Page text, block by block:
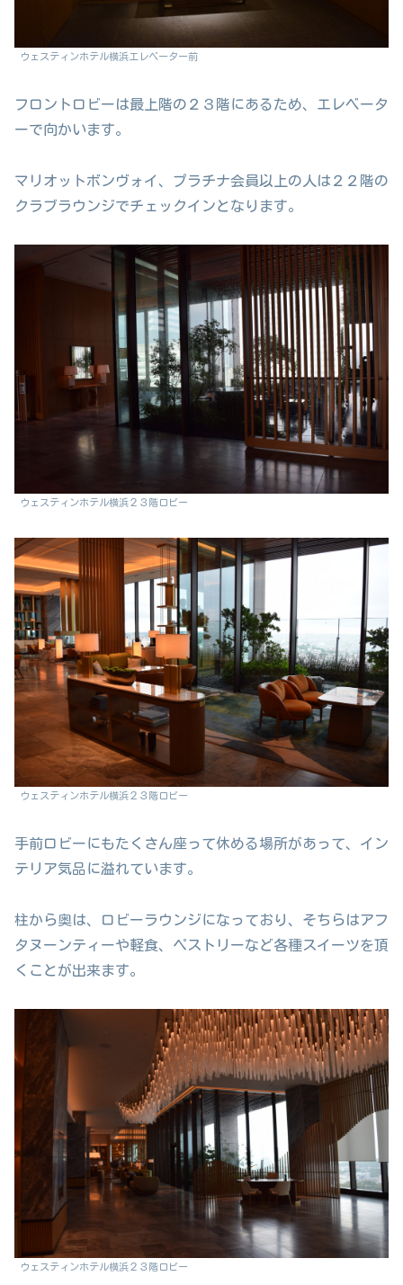
ウェスティンホテル横浜エレベーター前
フロントロビーは最上階の２３階にあるため、エレベータ
ーで向かいます。
マリオットボンヴォイ、プラチナ会員以上の人は２２階の
クラブラウンジでチェックインとなります。
ウェスティンホテル横浜２３階ロビー
ウェスティンホテル横浜２３階ロビー
手前ロビーにもたくさん座って休める場所があって、イン
テリア気品に溢れています。
柱から奥は、ロビーラウンジになっており、そちらはアフ
タヌーンティーや軽食、ペストリーなど各種スイーツを頂
くことが出来ます。
ウェスティンホテル横浜２３階ロビー